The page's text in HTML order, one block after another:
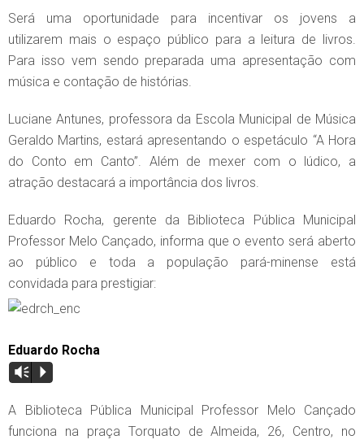
Será uma oportunidade para incentivar os jovens a
utilizarem mais o espaço público para a leitura de livros.
Para isso vem sendo preparada uma apresentação com
música e contação de histórias.
Luciane Antunes, professora da Escola Municipal de Música
Geraldo Martins, estará apresentando o espetáculo “A Hora
do Conto em Canto”. Além de mexer com o lúdico, a
atração destacará a importância dos livros.
Eduardo Rocha, gerente da Biblioteca Pública Municipal
Professor Melo Cançado, informa que o evento será aberto
ao público e toda a população pará-minense está
convidada para prestigiar:
Eduardo Rocha
Vm P
A Biblioteca Pública Municipal Professor Melo Cançado
funciona na praça Torquato de Almeida, 26, Centro, no